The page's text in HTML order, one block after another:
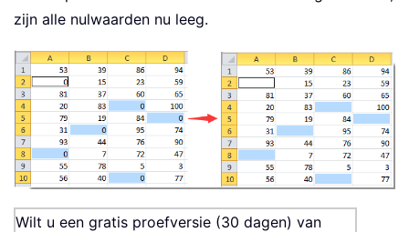
zijn alle nulwaarden nu leeg.
Wilt u een gratis proefversie (30 dagen) van